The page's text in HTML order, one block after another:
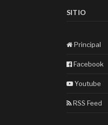
SITIO
Principal
Facebook
Youtube
RSS Feed